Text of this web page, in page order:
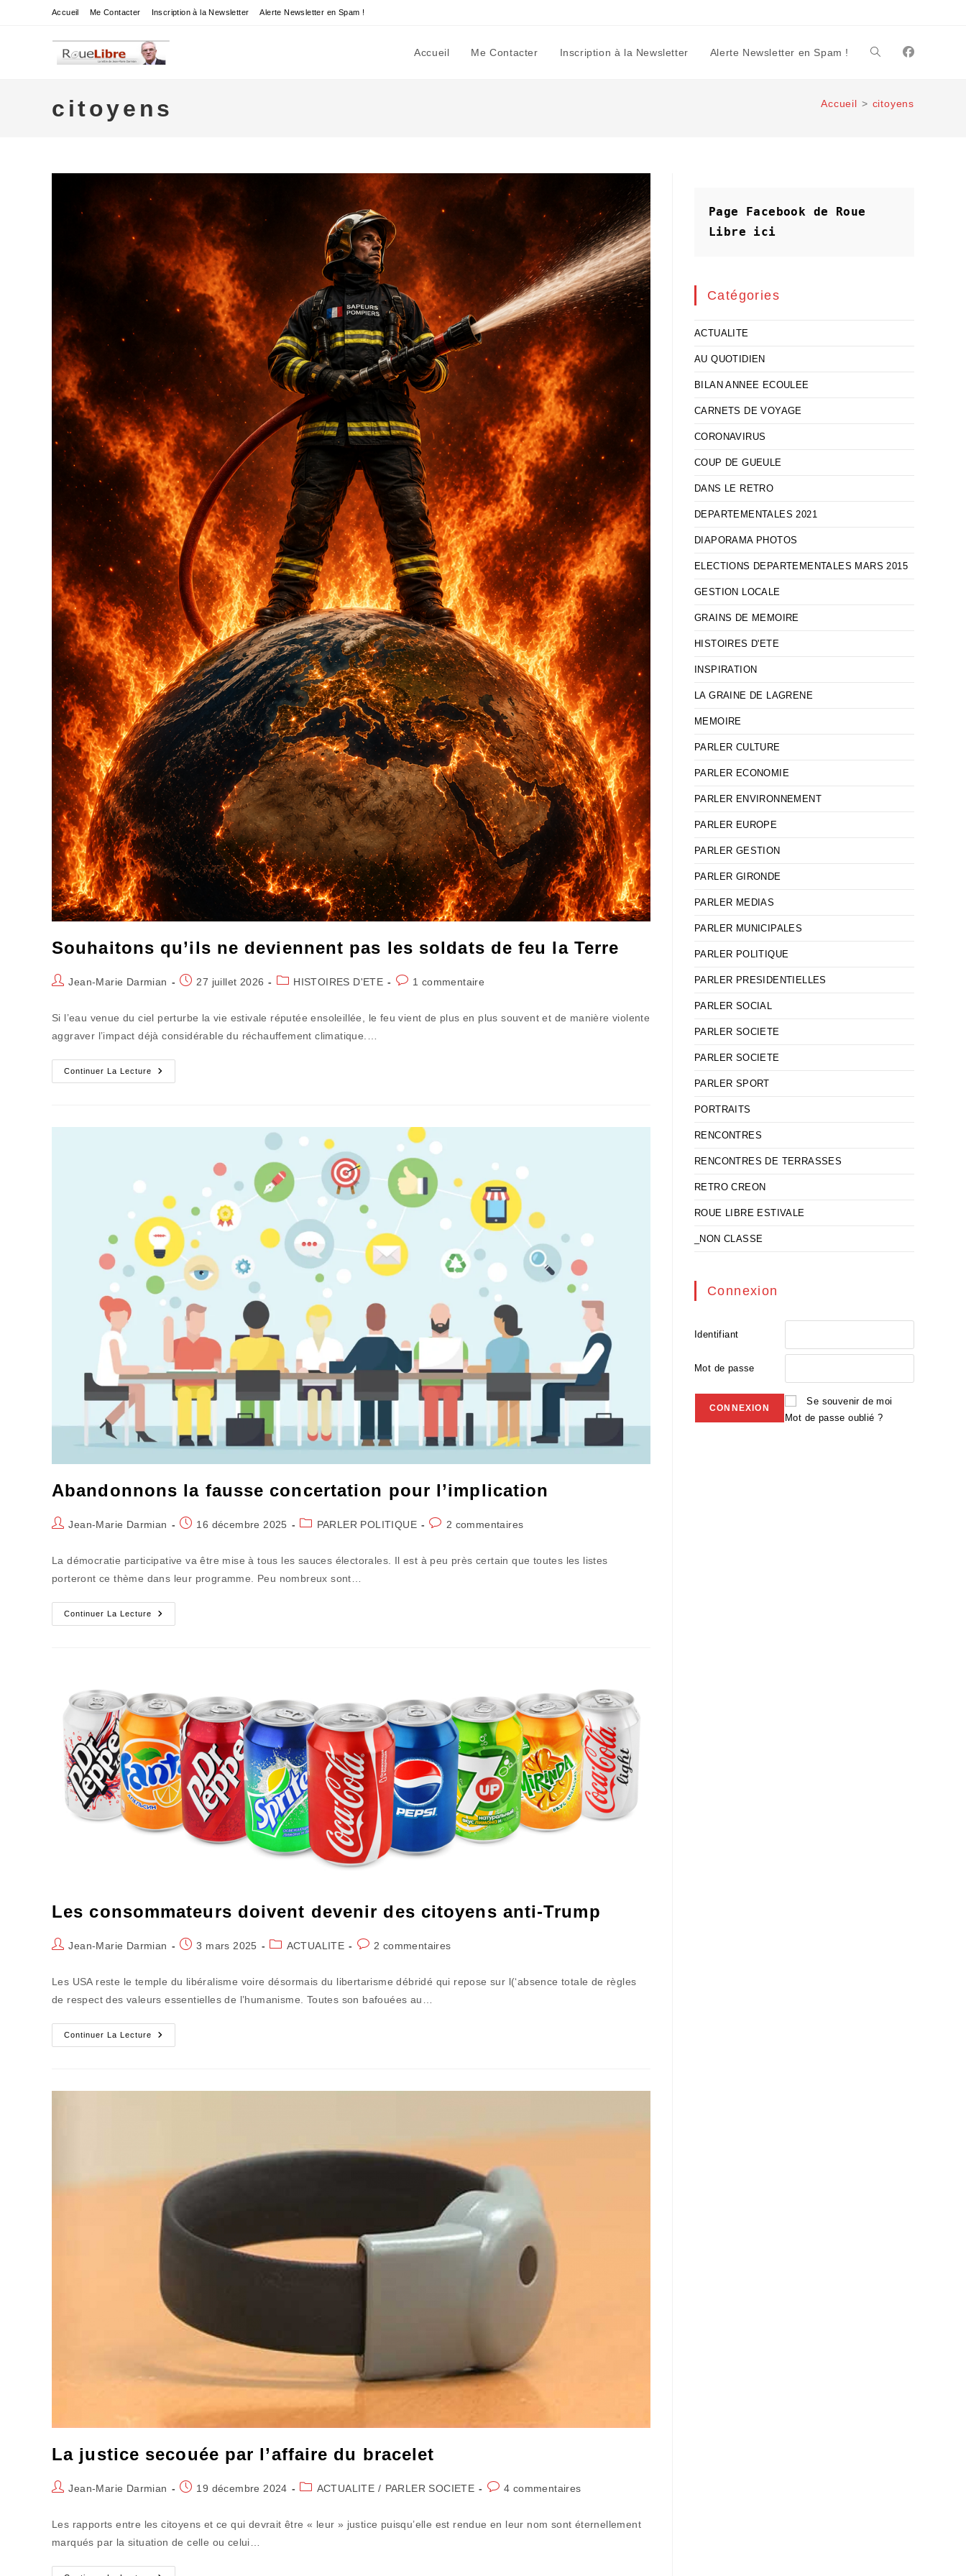
Accueil Me Contacter Inscription à la Newsletter Alerte Newsletter en Spam !
Accueil Me Contacter Inscription à la Newsletter Alerte Newsletter en Spam ! Toggle
website
citoyens Accueil > citoyens
Souhaitons qu’ils ne deviennent pas les soldats de feu la Terre
Auteur/autrice
Jean-Marie Darmian
Publication
27 juillet 2026
PostHISTOIRES D'ETE
Commentaires
publication :
1 commentaire
Si l’eau venue du ciel perturbe la vie estivale réputée ensoleillée, le feu vient de plus en plus souvent et de manière violente
aggraver l’impact déjà considérable du réchauffement climatique.…
Continuer La Lecture
Souhaitons
Qu’ils
Abandonnons la fausse concertation pour l’implication
Auteur/autrice
Jean-Marie Darmian
Publication
16 décembre 2025
PostPARLER POLITIQUE
Commentaires
publication :
2 commentaires
La démocratie participative va être mise à tous les sauces électorales. Il est à peu près certain que toutes les listes
porteront ce thème dans leur programme. Peu nombreux sont…
Continuer La Lecture
Abandonnons
La
Les consommateurs doivent devenir des citoyens anti-Trump
Auteur/autrice
Jean-Marie Darmian
Publication
3 mars 2025
PostACTUALITE
Commentaires
2 commentaires
Les USA reste le temple du libéralisme voire désormais du libertarisme débridé qui repose sur l(‘absence totale de règles
de respect des valeurs essentielles de l’humanisme. Toutes son bafouées au…
Continuer La Lecture
Les
Consommateurs
La justice secouée par l’affaire du bracelet
Auteur/autrice
publication :
Jean-Marie Darmian
Publication
19 décembre 2024
PostACTUALITE / PARLER SOCIETE
Commentaires
publication :
4 commentaires
Les rapports entre les citoyens et ce qui devrait être « leur » justice puisqu’elle est rendue en leur nom sont éternellement
marqués par la situation de celle ou celui…
Page Facebook de Roue
Libre
ici
Catégories
ACTUALITE
AU QUOTIDIEN
BILAN ANNEE ECOULEE
CARNETS DE VOYAGE
CORONAVIRUS
COUP DE GUEULE
DANS LE RETRO
DEPARTEMENTALES 2021
DIAPORAMA PHOTOS
ELECTIONS DEPARTEMENTALES MARS 2015
GESTION LOCALE
GRAINS DE MEMOIRE
HISTOIRES D'ETE
INSPIRATION
LA GRAINE DE LAGRENE
MEMOIRE
PARLER CULTURE
PARLER ECONOMIE
PARLER ENVIRONNEMENT
PARLER EUROPE
PARLER GESTION
PARLER GIRONDE
PARLER MEDIAS
PARLER MUNICIPALES
PARLER POLITIQUE
PARLER PRESIDENTIELLES
PARLER SOCIAL
PARLER SOCIETE
PARLER SOCIETE
PARLER SPORT
PORTRAITS
RENCONTRES
RENCONTRES DE TERRASSES
RETRO CREON
ROUE LIBRE ESTIVALE
_NON CLASSE
Connexion
Identifiant
Mot de passe
Se souvenir de moi
Mot de passe oublié ?